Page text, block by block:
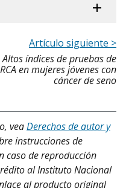
Artículo siguiente >
Altos índices de pruebas de
en mujeres jóvenes con
cáncer de seno
veaDerechos de autor y
instrucciones de
caso de reproducción
al Instituto Nacional
al producto original